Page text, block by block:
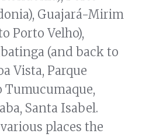
Guajará-Mirim
Porto Velho),
(and back to
Vista, Parque
Tumucumaque,
Santa Isabel.
places the